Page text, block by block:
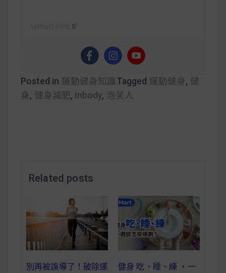
Posted in 運動健身知識 Tagged 運動健身, 健
身, 健身減肥, Inbody, 泡芙人
Related posts
別再被誤導了！破除運
健身 吃、睡、練 ，一